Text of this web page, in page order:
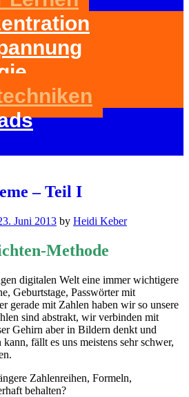
– Teil I
3. Juni 2013 by Heidi Keber
Methode
digitalen Welt eine immer wichtigere
Geburtstage, Passwörter mit
gerade mit Zahlen haben wir so unsere
sind abstrakt, wir verbinden mit
Gehirn aber in Bildern denkt und
fällt es uns meistens sehr schwer,
Zahlenreihen, Formeln,
behalten?